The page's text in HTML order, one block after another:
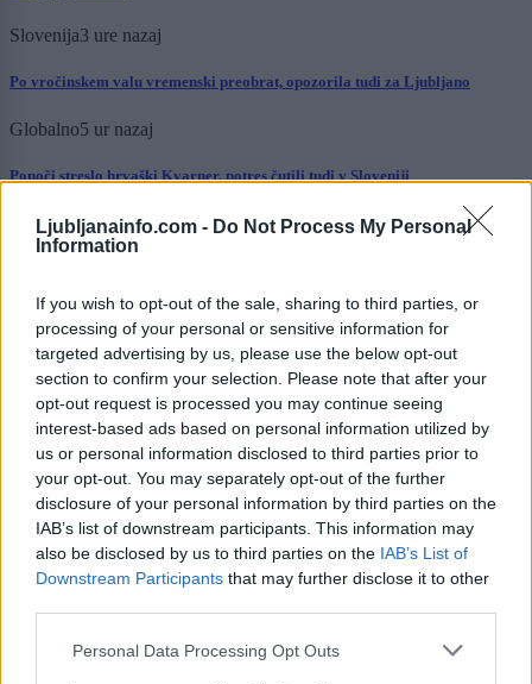
Ljubljanainfo.com - Do Not Process My Personal
Information
If you wish to opt-out of the sale, sharing to third parties, or
processing of your personal or sensitive information for
targeted advertising by us, please use the below opt-out
section to confirm your selection. Please note that after your
opt-out request is processed you may continue seeing
interest-based ads based on personal information utilized by
us or personal information disclosed to third parties prior to
your opt-out. You may separately opt-out of the further
disclosure of your personal information by third parties on the
IAB’s list of downstream participants. This information may
also be disclosed by us to third parties on the IAB’s List of
Downstream Participants that may further disclose it to other
Personal Data Processing Opt Outs
Slovenija3 ure nazaj
Po vročinskem valu vremenski preobrat, opozorila tudi za Ljubljano
Globalno5 ur nazaj
Ponoči streslo hrvaški Kvarner, potres čutili tudi v Sloveniji
Lokalno5 ur nazaj
Prikaži več
Želiš biti vedno na tekočem? Prijavi se na novice in dvakrat
tedensko v svoj email nabiralnik prejmi pregled svežih novic.
E-naslov
CAPTCHA
Nisem robot
Naročite se
Imaš novico, informacijo, fotografijo ali video, ki bi nas utegnila
zanimati? Najboljše nagradimo.
Prijavi se na cajtng